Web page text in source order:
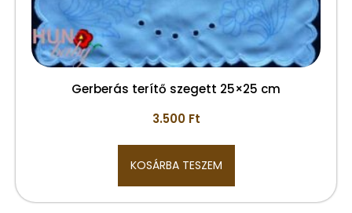
Gerberás terítő szegett 25×25 cm
3.500 Ft
KOSÁRBA TESZEM